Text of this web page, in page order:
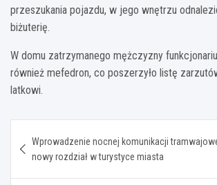
przeszukania pojazdu, w jego wnętrzu
biżuterię.
W domu zatrzymanego mężczyzny
również mefedron, co poszerzyło listę
latkowi.
wpisu
Wprowadzenie nocnej komunikacji
nowy rozdział w turystyce miasta